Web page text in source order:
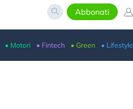
Abbonati
• Motori • Fintech • Green • Lifestyle